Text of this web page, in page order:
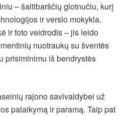
– šaltibarščių glotnučiu, kurį
ir verslo mokykla.
ir foto veidrodis – jis leido
nuotraukų su šventės
prisiminimu iš bendrystės
rajono savivaldybei už
palaikymą ir paramą. Taip pat